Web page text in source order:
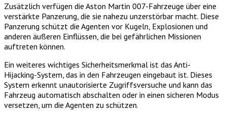
Zusätzlich verfügen die Aston Martin 007-Fahrzeuge über eine
verstärkte Panzerung, die sie nahezu unzerstörbar macht. Diese
Panzerung schützt die Agenten vor Kugeln, Explosionen und
anderen äußeren Einflüssen, die bei gefährlichen Missionen
auftreten können.
Ein weiteres wichtiges Sicherheitsmerkmal ist das Anti-
Hijacking-System, das in den Fahrzeugen eingebaut ist. Dieses
System erkennt unautorisierte Zugriffsversuche und kann das
Fahrzeug automatisch abschalten oder in einen sicheren Modus
versetzen, um die Agenten zu schützen.